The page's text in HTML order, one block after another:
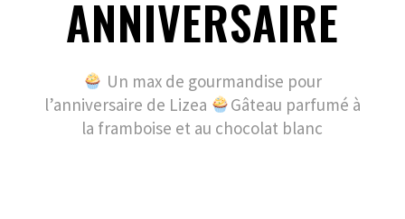
ANNIVERSAIRE
Un max de gourmandise pour
l’anniversaire de Lizea
Gâteau parfumé à
la framboise et au chocolat blanc